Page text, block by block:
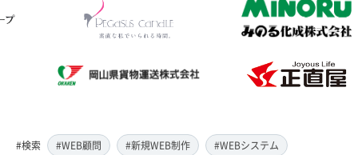
#検索 #WEB顧問 #新規WEB制作
#WEBシステム